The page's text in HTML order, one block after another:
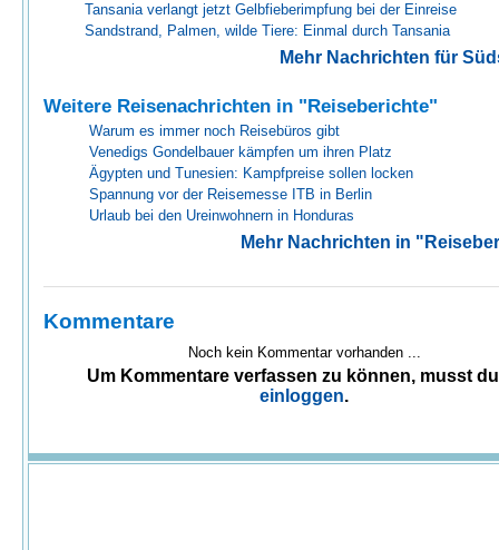
Tansania verlangt jetzt Gelbfieberimpfung bei der Einreise
Sandstrand, Palmen, wilde Tiere: Einmal durch Tansania
Mehr Nachrichten für
Weitere Reisenachrichten in "Reiseberichte"
Warum es immer noch Reisebüros gibt
Venedigs Gondelbauer kämpfen um ihren Platz
Ägypten und Tunesien: Kampfpreise sollen locken
Spannung vor der Reisemesse ITB in Berlin
Urlaub bei den Ureinwohnern in Honduras
Mehr Nachrichten in
Kommentare
Noch kein Kommentar vorhanden ...
Um Kommentare verfassen zu können, musst
einloggen.